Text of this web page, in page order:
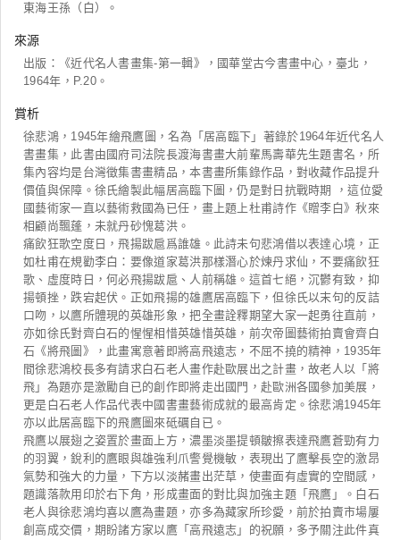
東海王孫（白）。
來源
出版：《近代名人書畫集-第一輯》，國華堂古今書畫中心，臺北，
1964年，P.20。
賞析
徐悲鴻，1945年繪飛鷹圖，名為「居高臨下」著錄於1964年近代名人
書畫集，此書由國府司法院長渡海書畫大前輩馬壽華先生題書名，所
集內容均是台灣徵集書畫精品，本書畫所集錄作品，對收藏作品提升
價值與保障。徐氏繪製此幅居高臨下圖，仍是對日抗戰時期 ，這位愛
國藝術家一直以藝術救國為已任，畫上題上杜甫詩作《贈李白》秋來
相顧尚飄蓬，未就丹砂愧葛洪。
痛飲狂歌空度日，飛揚跋扈爲誰雄。此詩未句悲鴻借以表達心境，正
如杜甫在規勸李白：要像道家葛洪那樣潛心於煉丹求仙，不要痛飲狂
歌、虛度時日，何必飛揚跋扈、人前稱雄。這首七絕，沉鬱有致，抑
揚頓挫，跌宕起伏。正如飛揚的雄鷹居高臨下，但徐氏以末句的反詰
口吻，以鷹所體現的英雄形象，把全畫詮釋期望大家一起勇往直前，
亦如徐氏對齊白石的惺惺相惜英雄惜英雄，前次帝圖藝術拍賣會齊白
石《將飛圖》，此畫寓意著即將高飛遠志，不屈不撓的精神，1935年
間徐悲鴻校長多有請求白石老人畫作赴歐展出之計畫，故老人以「將
飛」為題亦是激勵自已的創作即將走出國門，赴歐洲各國參加美展，
更是白石老人作品代表中國書畫藝術成就的最高肯定。徐悲鴻1945年
亦以此居高臨下的飛鷹圖來砥礪自已。
飛鷹以展翅之姿置於畫面上方，濃墨淡墨提頓皺擦表達飛鷹蒼勁有力
的羽翼，銳利的鷹眼與雄強利爪警覺機敏，表現出了鷹擊長空的激昂
氣勢和強大的力量，下方以淡赭畫出茫草，使畫面有虛實的空間感，
題識落款用印於右下角，形成畫面的對比與加強主題「飛鷹」。白石
老人與徐悲鴻均喜以鷹為畫題，亦多為藏家所珍愛，前於拍賣市場屢
創高成交價，期盼諸方家以鷹「高飛遠志」的祝願，多予關注此件真